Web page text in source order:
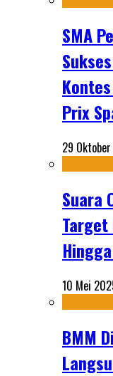
SMA
Prix
29
Suara
10 Mei
BMM